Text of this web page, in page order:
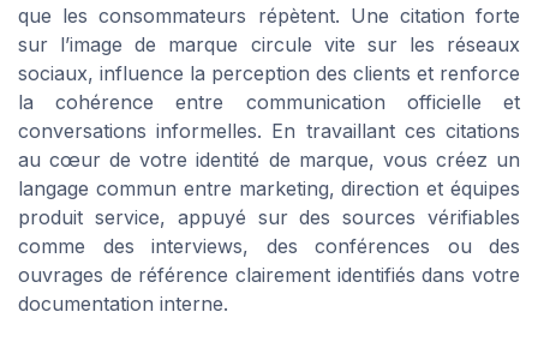
que les consommateurs répètent. Une citation forte
sur l’image de marque circule vite sur les réseaux
sociaux, influence la perception des clients et renforce
la cohérence entre communication officielle et
conversations informelles. En travaillant ces citations
au cœur de votre identité de marque, vous créez un
langage commun entre marketing, direction et équipes
produit service, appuyé sur des sources vérifiables
comme des interviews, des conférences ou des
ouvrages de référence clairement identifiés dans votre
documentation interne.